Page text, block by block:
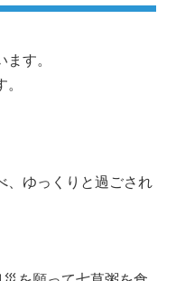
す。
、ゆっくりと過ごされ